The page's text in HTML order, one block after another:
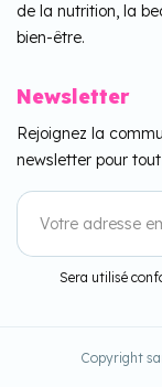
de la nutrition, la
bien-être.
Newsletter
Rejoignez la
newsletter pour
Sera utilisé
Copyright